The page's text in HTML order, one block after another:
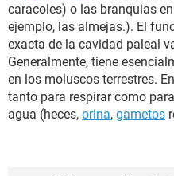
caracoles) o las branquias
ejemplo, las almejas.). El
exacta de la cavidad paleal
Generalmente, tiene
en los moluscos terrestres.
tanto para respirar como
agua (heces, orina, gametos